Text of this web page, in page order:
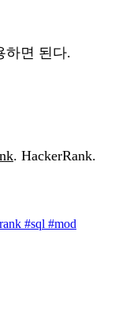
하면 된다.
. HackerRank.
#sql #mod